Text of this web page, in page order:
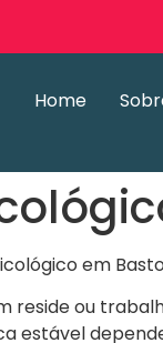
Home
em
reside ou
estável